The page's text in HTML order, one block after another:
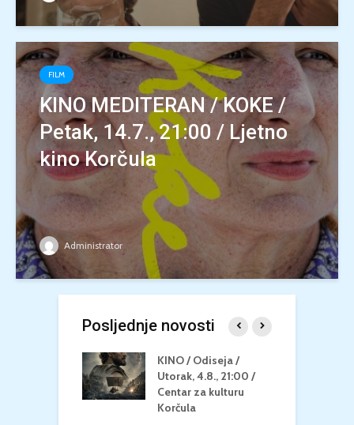
FILM
KINO MEDITERAN / KOKE /
Petak, 14.7., 21:00 / Ljetno
kino Korčula
Administrator
Posljednje novosti
KINO / Odiseja /
Utorak, 4.8., 21:00 /
Centar za kulturu
Korčula